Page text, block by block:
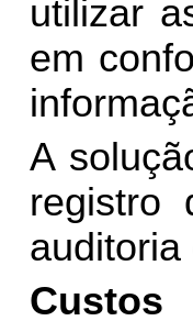
utilizar
em
A
registro
Custos